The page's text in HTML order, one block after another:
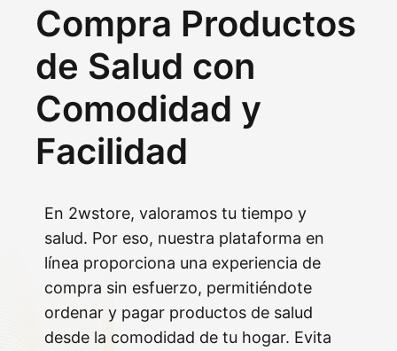
Compra Productos
de Salud con
Comodidad y
Facilidad
En 2wstore, valoramos tu tiempo y
salud. Por eso, nuestra plataforma en
línea proporciona una experiencia de
compra sin esfuerzo, permitiéndote
ordenar y pagar productos de salud
desde la comodidad de tu hogar. Evita